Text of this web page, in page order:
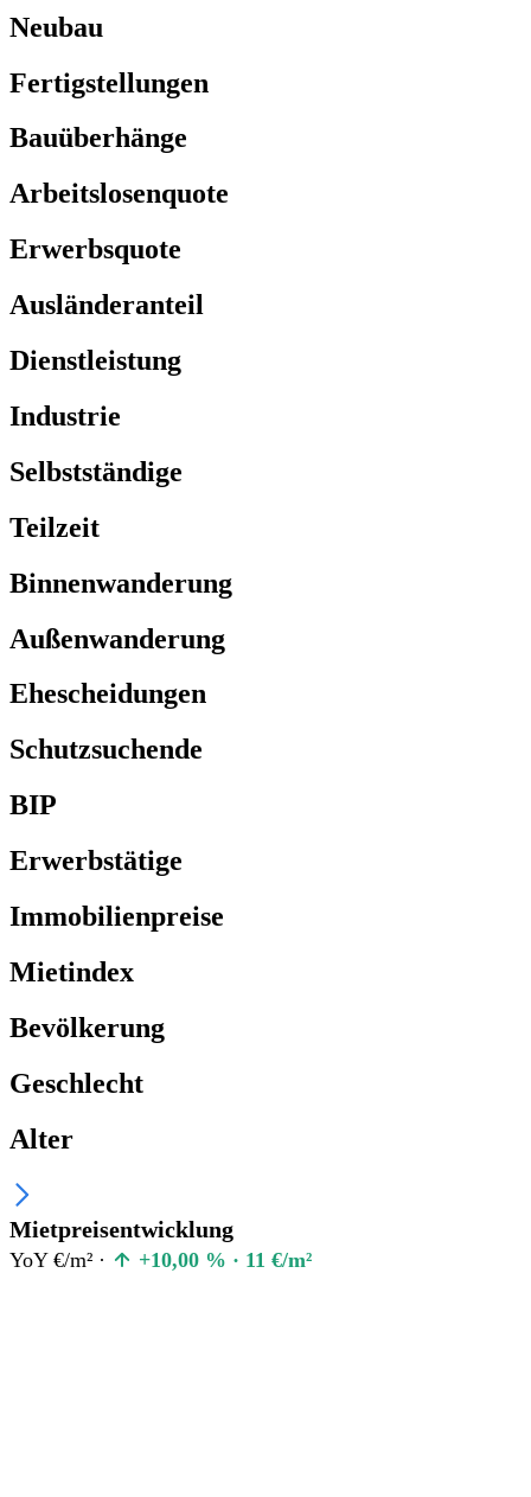
Neubau
Fertigstellungen
Bauüberhänge
Arbeitslosenquote
Erwerbsquote
Ausländeranteil
Dienstleistung
Industrie
Selbstständige
Teilzeit
Binnenwanderung
Außenwanderung
Ehescheidungen
Schutzsuchende
BIP
Erwerbstätige
Immobilienpreise
Mietindex
Bevölkerung
Geschlecht
Alter
Mietpreisentwicklung
YoY €/m² · +10,00 % · 11 €/m²